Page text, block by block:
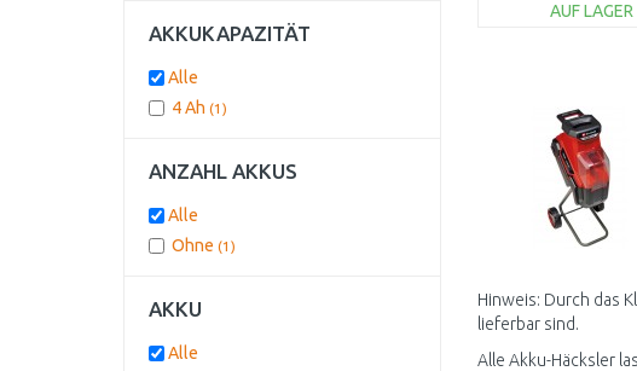
AUF LAGER
Vergleichen
Hinweis: Durch das
lieferbar sind.
Alle Akku-Häcksler
AKKUKAPAZITÄT
Alle
4 Ah (1)
ANZAHL AKKUS
Alle
Ohne (1)
AKKU
Alle